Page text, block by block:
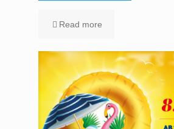
Read more